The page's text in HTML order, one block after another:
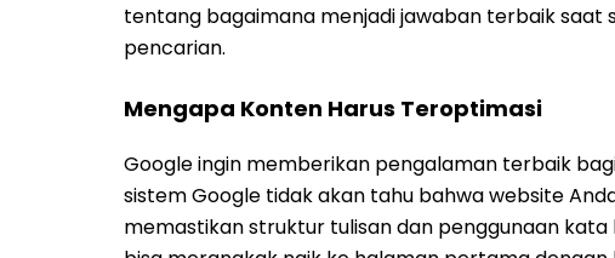
tentang bagaimana menjadi jawaban terbaik
pencarian.
Mengapa Konten Harus Teroptimasi
Google ingin memberikan pengalaman terbaik
sistem Google tidak akan tahu bahwa website
memastikan struktur tulisan dan penggunaan